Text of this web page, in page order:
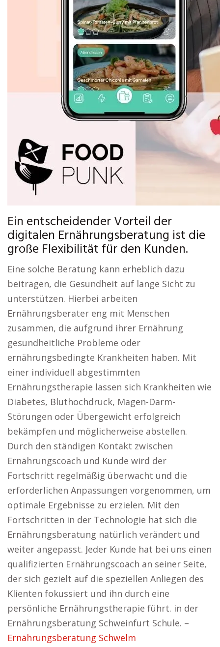
Ein entscheidender Vorteil der
digitalen Ernährungsberatung ist die
große Flexibilität für den Kunden.
Eine solche Beratung kann erheblich dazu
beitragen, die Gesundheit auf lange Sicht zu
unterstützen. Hierbei arbeiten
Ernährungsberater eng mit Menschen
zusammen, die aufgrund ihrer Ernährung
gesundheitliche Probleme oder
ernährungsbedingte Krankheiten haben. Mit
einer individuell abgestimmten
Ernährungstherapie lassen sich Krankheiten wie
Diabetes, Bluthochdruck, Magen-Darm-
Störungen oder Übergewicht erfolgreich
bekämpfen und möglicherweise abstellen.
Durch den ständigen Kontakt zwischen
Ernährungscoach und Kunde wird der
Fortschritt regelmäßig überwacht und die
erforderlichen Anpassungen vorgenommen, um
optimale Ergebnisse zu erzielen. Mit den
Fortschritten in der Technologie hat sich die
Ernährungsberatung natürlich verändert und
weiter angepasst. Jeder Kunde hat bei uns einen
qualifizierten Ernährungscoach an seiner Seite,
der sich gezielt auf die speziellen Anliegen des
Klienten fokussiert und ihn durch eine
persönliche Ernährungstherapie führt. in der
Ernährungsberatung Schweinfurt Schule. –
Ernährungsberatung Schwelm